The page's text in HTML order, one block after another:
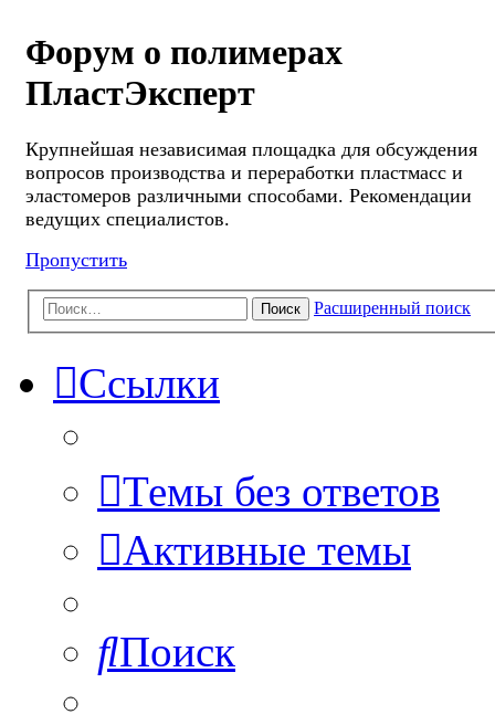
Форум о полимерах
ПластЭксперт
Крупнейшая независимая площадка для обсуждения
вопросов производства и переработки пластмасс и
эластомеров различными способами. Рекомендации
ведущих специалистов.
Пропустить
Поиск Расширенный поиск
Ссылки
Темы без ответов
Активные темы
Поиск